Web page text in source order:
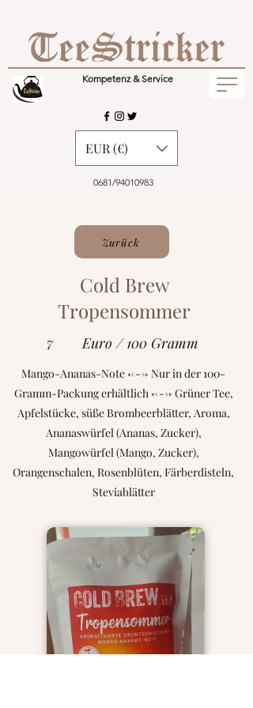
Kompetenz & Service
0681/94010983
EUR (€)
Zurück
Cold Brew
Tropensommer
7 Euro / 100 Gramm
Mango-Ananas-Note <---> Nur in der 100-
Gramm-Packung erhältlich <---> Grüner Tee,
Apfelstücke, süße Brombeerblätter, Aroma,
Ananaswürfel (Ananas, Zucker),
Mangowürfel (Mango, Zucker),
Orangenschalen, Rosenblüten, Färberdisteln,
Steviablätter